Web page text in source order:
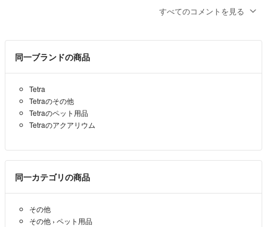
出品者 sin - 約7年前
そのままでの購入は厳しいでしょーか？
wjagpdj- 約7年前
850円に値下げしますが
よろしいですか？
出品者 sin - 約7年前
８５０円程にはなりませんでしょーか？
すべてのコメントを見る
同一ブランドの商品
Tetra
Tetraのその他
Tetraのペット用品
Tetraのアクアリウム
同一カテゴリの商品
その他
その他 › ペット用品